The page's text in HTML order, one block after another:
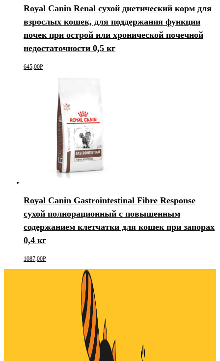
Royal Canin Renal сухой диетический корм для
взрослых кошек, для поддержания функции
почек при острой или хронической почечной
недостаточности 0,5 кг
645,00Р
Royal Canin Gastrointestinal Fibre Response
сухой полнорационный с повышенным
содержанием клетчатки для кошек при запорах
0,4 кг
1087,00Р